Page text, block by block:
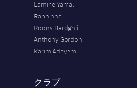
Lamine Yamal
Raphinha
Roony Bardghji
Anthony Gordon
Karim Adeyemi
クラブ